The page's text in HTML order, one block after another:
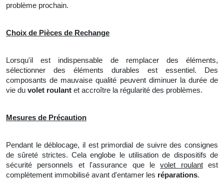
problème prochain.
Choix de Pièces de Rechange
Lorsqu'il est indispensable de remplacer des éléments,
sélectionner des éléments durables est essentiel. Des
composants de mauvaise qualité peuvent diminuer la durée de
vie du volet roulant et accroître la régularité des problèmes.
Mesures de Précaution
Pendant le déblocage, il est primordial de suivre des consignes
de sûreté strictes. Cela englobe le utilisation de dispositifs de
sécurité personnels et
l'assurance que levolet roulantest
complètement immobilisé avant d'entamer les réparations.